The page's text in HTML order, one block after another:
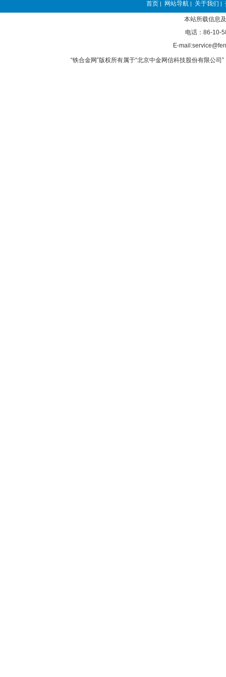
首页 | 网站导航 | 关于我们 |
本站所载信息
电话：86-10-
E-
“铁合金网”版权所有属于“北京中金网信科技股份有限公司